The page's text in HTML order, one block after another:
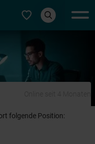
folgende Position: